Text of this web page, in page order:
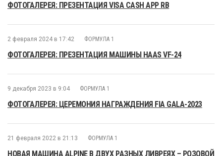
ФОТОГАЛЕРЕЯ: ПРЕЗЕНТАЦИЯ VISA CASH APP RB
2 февраля 2024 в 17:42 ФОРМУЛА 1
ФОТОГАЛЕРЕЯ: ПРЕЗЕНТАЦИЯ МАШИНЫ HAAS VF-24
9 декабря 2023 в 9:04 ФОРМУЛА 1
ФОТОГАЛЕРЕЯ: ЦЕРЕМОНИЯ НАГРАЖДЕНИЯ FIA GALA-2023
21 февраля 2022 в 21:13 ФОРМУЛА 1
НОВАЯ МАШИНА ALPINE В ДВУХ РАЗНЫХ ЛИВРЕЯХ – РОЗОВОЙ